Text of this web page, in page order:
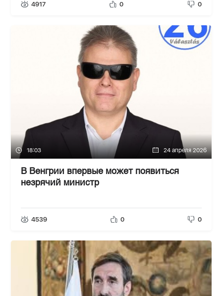
4917 0 0
18:03 24 апреля 2026
В Венгрии впервые может появиться
незрячий министр
4539 0 0